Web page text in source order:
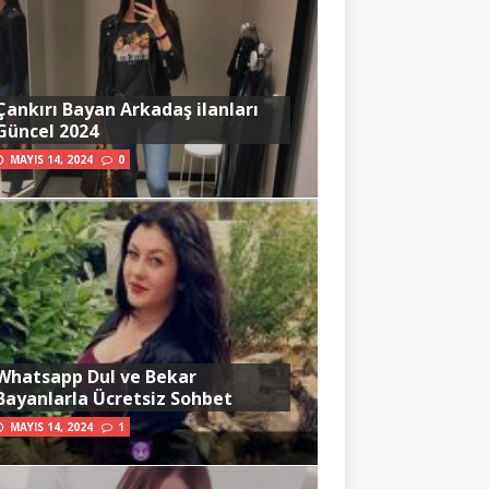
Bayan Arkadaş ilanları
2024
MAYIS 14, 2024 0
Dul ve Bekar
Ücretsiz Sohbet
MAYIS 14, 2024 1